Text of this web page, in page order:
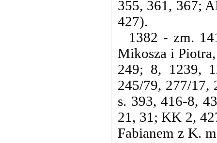
355, 361, 367;
427).
1382 - zm.
Mikosza i
249; 8, 1239,
245/79, 277/17,
s. 393, 416-8,
21, 31; KK 2,
Fabianem z K.